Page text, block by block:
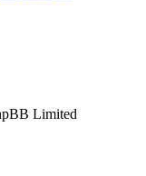
Limited